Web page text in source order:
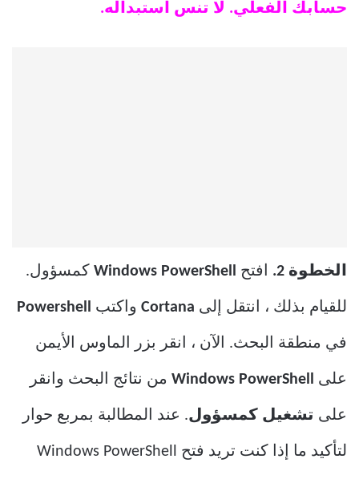
حسابك الفعلي. لا تنس استبداله.
الخطوة 2. افتح Windows PowerShell كمسؤول.
للقيام بذلك ، انتقل إلى Cortana واكتب Powershell
في منطقة البحث. الآن ، انقر بزر الماوس الأيمن
على من نتائج البحث وانقر
على تشغيل كمسؤول. عند المطالبة بمربع حوار
لتأكيد ما إذا كنت تريد فتح Windows PowerShell